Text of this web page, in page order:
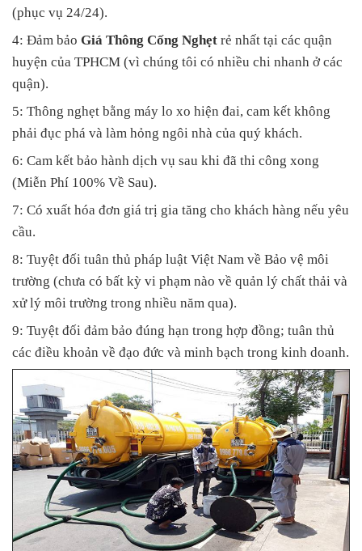
(phục vụ 24/24).
4: Đảm bảo Giá Thông Cống Nghẹt rẻ nhất tại các quận
huyện của TPHCM (vì chúng tôi có nhiều chi nhanh ở các
quận).
5: Thông nghẹt bằng máy lo xo hiện đai, cam kết không
phải đục phá và làm hỏng ngôi nhà của quý khách.
6: Cam kết bảo hành dịch vụ sau khi đã thi công xong
(Miễn Phí 100% Về Sau).
7: Có xuất hóa đơn giá trị gia tăng cho khách hàng nếu yêu
cầu.
8: Tuyệt đối tuân thủ pháp luật Việt Nam về Bảo vệ môi
trường (chưa có bất kỳ vi phạm nào về quản lý chất thải và
xử lý môi trường trong nhiều năm qua).
9: Tuyệt đối đảm bảo đúng hạn trong hợp đồng; tuân thủ
các điều khoản về đạo đức và minh bạch trong kinh doanh.